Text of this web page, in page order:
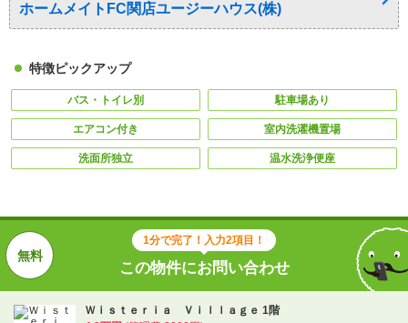
ホームメイトFC関店ユージーハウス(株)
特徴ピックアップ
バス・トイレ別 駐車場あり
エアコン付き 室内洗濯機置場
洗面所独立 温水洗浄便座
1分で完了！入力2項目！
この物件にお問い合わせ
Ｗｉｓｔｅｒｉａ Ｖｉｌｌａｇｅ 1階